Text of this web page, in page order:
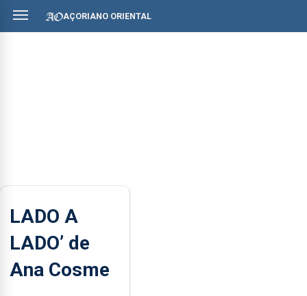
AÇORIANO ORIENTAL
LADO A
LADO’ de
Ana Cosme